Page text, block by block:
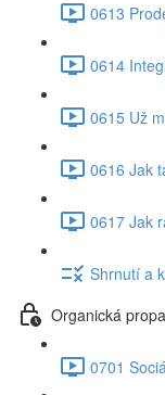
0613
0614
0615 Už
0616 Jak
0617 Jak
Shrnutí a
Organická
0701